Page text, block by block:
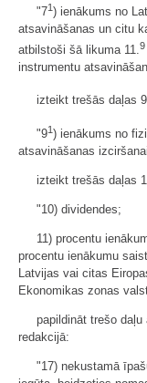
"71) ienākums no
atsavināšanas un citu
atbilstoši šā likuma 11.9
instrumentu
izteikt trešās daļas
"91) ienākums no
atsavināšanas
izteikt trešās daļas
"10) dividendes;
11) procentu
procentu ienākumu
Latvijas vai citas
Ekonomikas zonas
papildināt trešo
redakcijā:
"17) nekustamā